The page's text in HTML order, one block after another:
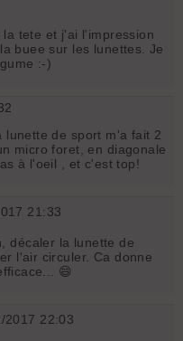
tete et j'ai l'impression
buee sur les lunettes. Je
:-)
lunette de sport m'a fait 2
micro foret, en diagonale
à l'oeil , et c'est top!
21:33
décaler la lunette de
l'air circuler. Ca donne
😄
2017 22:03